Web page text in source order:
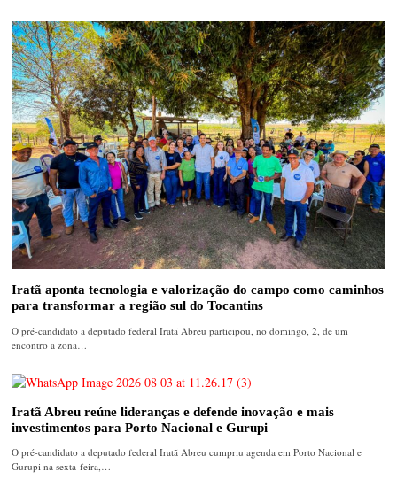
Iratã aponta tecnologia e valorização do campo como caminhos
para transformar a região sul do Tocantins
O pré-candidato a deputado federal Iratã Abreu participou, no domingo, 2, de um
encontro a zona…
Iratã Abreu reúne lideranças e defende inovação e mais
investimentos para Porto Nacional e Gurupi
O pré-candidato a deputado federal Iratã Abreu cumpriu agenda em Porto Nacional e
Gurupi na sexta-feira,…